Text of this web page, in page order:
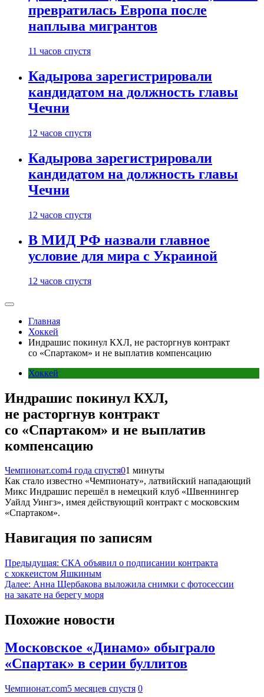
превратилась Европа после
наплыва мигрантов
11 часов спустя
Кадырова зарегистрировали
кандидатом на должность главы
Чечни
12 часов спустя
Кадырова зарегистрировали
кандидатом на должность главы
Чечни
12 часов спустя
В МИД РФ назвали главное
условие для мира с Украиной
12 часов спустя
Главная
Хоккей
Индрашис покинул КХЛ, не расторгнув контракт
со «Спартаком» и не выплатив компенсацию
Хоккей
Индрашис покинул КХЛ,
не расторгнув контракт
со «Спартаком» и не выплатив
компенсацию
Чемпионат.com4 года спустя01 минуты
Как стало известно «Чемпионату», латвийский нападающий
Микс Индрашис перешёл в немецкий клуб «Швеннингер
Уайлд Уингз», имея действующий контракт с московским
«Спартаком».
Навигация по записям
Предыдущая: СКА объявил о подписании контракта
с хоккеистом Яшкиным
Далее: Анна Щербакова выложила снимки с фотосессии
на закате на берегу моря
Похожие новости
Московское «Динамо» обыграло
«Спартак» в серии буллитов
Чемпионат.com5 месяцев спустя 0